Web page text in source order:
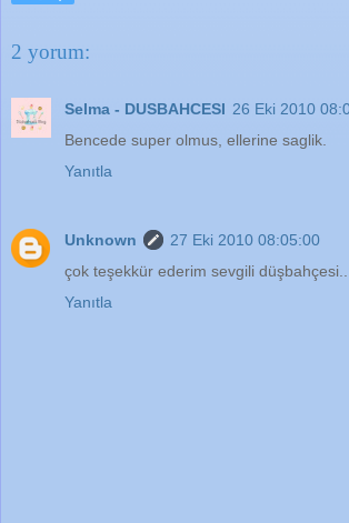
2 yorum:
Selma - DUSBAHCESI 26 Eki 2010
Bencede super olmus, ellerine saglik.
Yanıtla
Unknown
27 Eki 2010 08:05:00
çok teşekkür ederim sevgili düşbahçesi..
Yanıtla